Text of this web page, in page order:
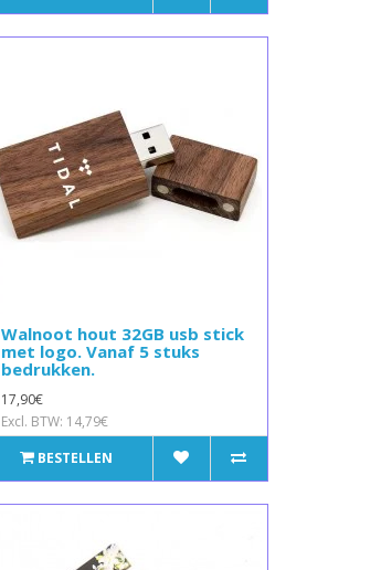
Walnoot hout 32GB usb stick
met logo. Vanaf 5 stuks
bedrukken.
17,90€
Excl. BTW: 14,79€
BESTELLEN